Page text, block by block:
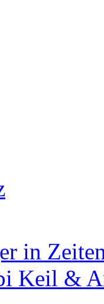
in
Keil &